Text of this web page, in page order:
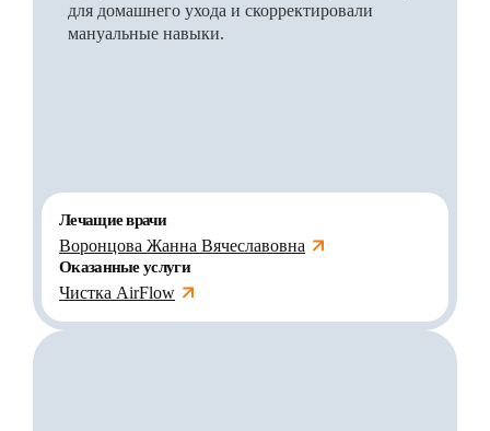
для домашнего ухода и скорректировали
мануальные навыки.
Лечащие врачи
Воронцова Жанна Вячеславовна
Оказанные услуги
Чистка AirFlow